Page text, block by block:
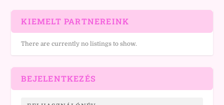
KIEMELT PARTNEREINK
There are currently no listings to show.
BEJELENTKEZÉS